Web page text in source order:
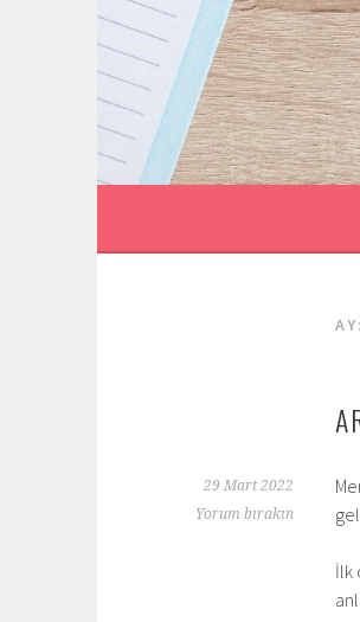
İçeriğe
geç
AY:
29 Mart 2022
Yorum bırakın
İlk